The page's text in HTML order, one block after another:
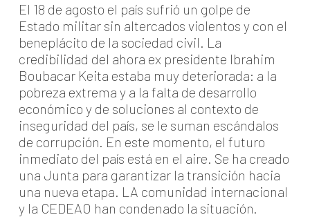
El 18 de agosto el país sufrió un golpe de
Estado militar sin altercados violentos y con el
beneplácito de la sociedad civil. La
credibilidad del ahora ex presidente Ibrahim
Boubacar Keita estaba muy deteriorada: a la
pobreza extrema y a la falta de desarrollo
económico y de soluciones al contexto de
inseguridad del país, se le suman escándalos
de corrupción. En este momento, el futuro
inmediato del país está en el aire. Se ha creado
una Junta para garantizar la transición hacia
una nueva etapa. LA comunidad internacional
y la CEDEAO han condenado la situación.